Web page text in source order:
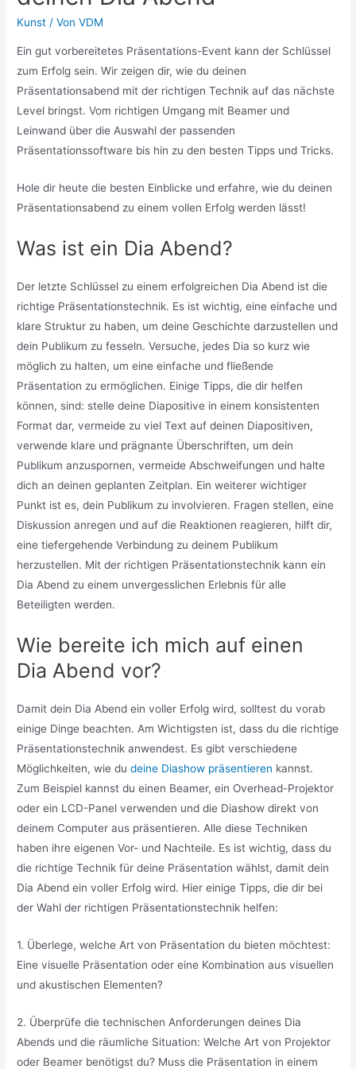
Kunst / VonVDM
Ein gut vorbereitetes Präsentations-Event kann der Schlüssel
zum Erfolg sein. Wir zeigen dir, wie du deinen
Präsentationsabend mit der richtigen Technik auf das nächste
Level bringst. Vom richtigen Umgang mit Beamer und
Leinwand über die Auswahl der passenden
Präsentationssoftware bis hin zu den besten Tipps und Tricks.
Hole dir heute die besten Einblicke und erfahre, wie du deinen
Präsentationsabend zu einem vollen Erfolg werden lässt!
Was ist ein Dia Abend?
Der letzte Schlüssel zu einem erfolgreichen Dia Abend ist die
richtige Präsentationstechnik. Es ist wichtig, eine einfache und
klare Struktur zu haben, um deine Geschichte darzustellen und
dein Publikum zu fesseln. Versuche, jedes Dia so kurz wie
möglich zu halten, um eine einfache und fließende
Präsentation zu ermöglichen. Einige Tipps, die dir helfen
können, sind: stelle deine Diapositive in einem konsistenten
Format dar, vermeide zu viel Text auf deinen Diapositiven,
verwende klare und prägnante Überschriften, um dein
Publikum anzuspornen, vermeide Abschweifungen und halte
dich an deinen geplanten Zeitplan. Ein weiterer wichtiger
Punkt ist es, dein Publikum zu involvieren. Fragen stellen, eine
Diskussion anregen und auf die Reaktionen reagieren, hilft dir,
eine tiefergehende Verbindung zu deinem Publikum
herzustellen. Mit der richtigen Präsentationstechnik kann ein
Dia Abend zu einem unvergesslichen Erlebnis für alle
Beteiligten werden.
Wie bereite ich mich auf einen
Dia Abend vor?
Damit dein Dia Abend ein voller Erfolg wird, solltest du vorab
einige Dinge beachten. Am Wichtigsten ist, dass du die richtige
Präsentationstechnik anwendest. Es gibt verschiedene
Möglichkeiten, wie dudeine Diashow präsentieren kannst.
Zum Beispiel kannst du einen Beamer, ein Overhead-Projektor
oder ein LCD-Panel verwenden und die Diashow direkt von
deinem Computer aus präsentieren. Alle diese Techniken
haben ihre eigenen Vor- und Nachteile. Es ist wichtig, dass du
die richtige Technik für deine Präsentation wählst, damit dein
Dia Abend ein voller Erfolg wird. Hier einige Tipps, die dir bei
der Wahl der richtigen Präsentationstechnik helfen:
1. Überlege, welche Art von Präsentation du bieten möchtest:
Eine visuelle Präsentation oder eine Kombination aus visuellen
und akustischen Elementen?
2. Überprüfe die technischen Anforderungen deines Dia
Abends und die räumliche Situation: Welche Art von Projektor
oder Beamer benötigst du? Muss die Präsentation in einem